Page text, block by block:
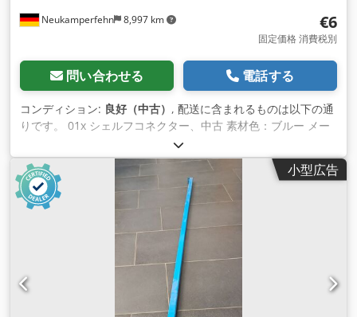
Neukamperfehn 8,997 km €6
固定価格 消費税別
問い合わせる 電話する
コンディション: 良好（中古） , 配送に含まれるものは以下の通
りです。 01x シェルフコネクター、中古 素材色：ブルー メー
カー：フォーゲルサング タイプ：NS フレームプロファイル
幅：約70mmに対応 棚板間隔：約250 mm ヘッドプレート寸
法：130×60mm プロファイル寸法：U 62 x 45 mm 重量：約
1.660kg｜個数：1個。 Cedpfx Amsi Hpkxsmjrf アイテムに関
する一般的な情報です。 この商品は、回収のためにのみ提供さ
れます。この商品の追加輸送または発送には、追加費用が発生
します。この費用は、配送先または配送範 囲に応じて、弊社に
別途請求することができます。
小型広告